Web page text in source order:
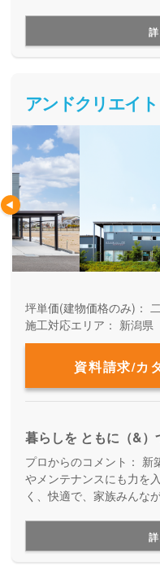
る、安心の家づくりです。
アンドクリエイト
坪単価(建物価格のみ)：
施工対応エリア： 新潟県
資料請求/カ
暮らしを ともに（&）
プロからのコメント： 新
やメンテナンスにも力を
く、快適で、家族みんな
し全般をトータルでコー
イントです。